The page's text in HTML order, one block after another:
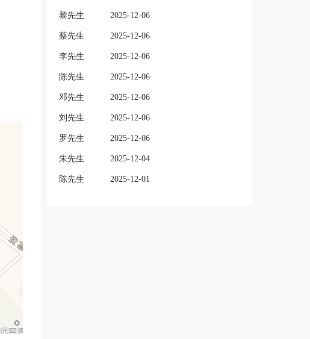
黎先生 2025-12-06
蔡先生 2025-12-06
李先生 2025-12-06
陈先生 2025-12-06
邓先生 2025-12-06
刘先生 2025-12-06
罗先生 2025-12-06
朱先生 2025-12-04
陈先生 2025-12-01